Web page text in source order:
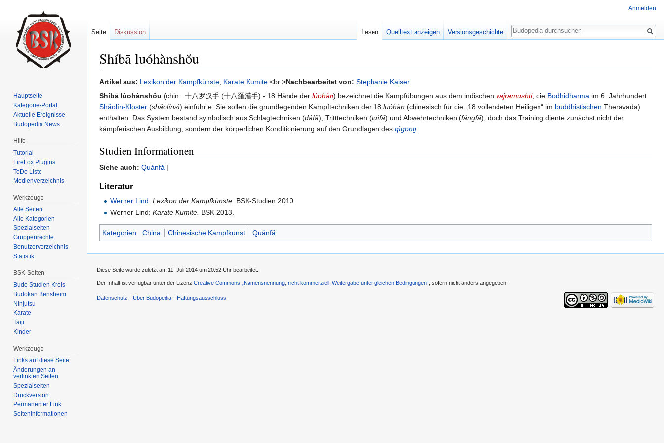
Shíbā luóhànshŏu
Artikel aus: Lexikon der Kampfkünste, Karate Kumite <br.>Nachbearbeitet von: Stephanie Kaiser
Shíbā lúohànshŏu (chin.: 十八罗汉手 (十八羅漢手) - 18 Hände der lúohàn) bezeichnet die Kampfübungen aus dem indischen vajramushti, die Bodhidharma im 6. Jahrhundert
Shǎolín-Kloster (shǎolínsì) einführte. Sie sollen die grundlegenden Kampftechniken der 18 luóhàn (chinesisch für die „18 vollendeten Heiligen“ im buddhistischen Theravada)
enthalten. Das System bestand symbolisch aus Schlagtechniken (dáfǎ), Tritttechniken (tuìfǎ) und Abwehrtechniken (fángfǎ), doch das Training diente zunächst nicht der
kämpferischen Ausbildung, sondern der körperlichen Konditionierung auf den Grundlagen des qìgōng.
Studien Informationen
Siehe auch: Quánfǎ |
Literatur
Werner Lind:Lexikon der Kampfkünste. BSK-Studien 2010.
Werner Lind:Karate Kumite. BSK 2013.
Kategorien: China Chinesische Kampfkunst Quánfǎ
Anmelden
Seite Diskussion Lesen Quelltext anzeigen Versionsgeschichte
Suche
Hauptseite
Kategorie-Portal
Aktuelle Ereignisse
Budopedia News
Hilfe
Tutorial
FireFox Plugins
ToDo Liste
Medienverzeichnis
Werkzeuge
Alle Seiten
Alle Kategorien
Spezialseiten
Gruppenrechte
Benutzerverzeichnis
Statistik
BSK-Seiten
Budo Studien Kreis
Budokan Bensheim
Ninjutsu
Karate
Taiji
Kinder
Werkzeuge
Links auf diese Seite
Änderungen an
verlinkten Seiten
Spezialseiten
Druckversion
Permanenter Link
Seiten­informationen
Diese Seite wurde zuletzt am 11. Juli 2014 um 20:52 Uhr bearbeitet.
Der Inhalt ist verfügbar unter der Lizenz Creative Commons „Namensnennung, nicht kommerziell, Weitergabe unter gleichen Bedingungen“ , sofern nicht anders angegeben.
Datenschutz Über Budopedia Haftungsausschluss